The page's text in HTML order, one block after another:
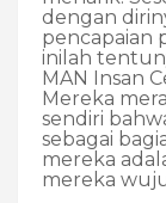
dengan
pencapaian
inilah
MAN Insan
Mereka
sendiri
sebagai
mereka
mereka